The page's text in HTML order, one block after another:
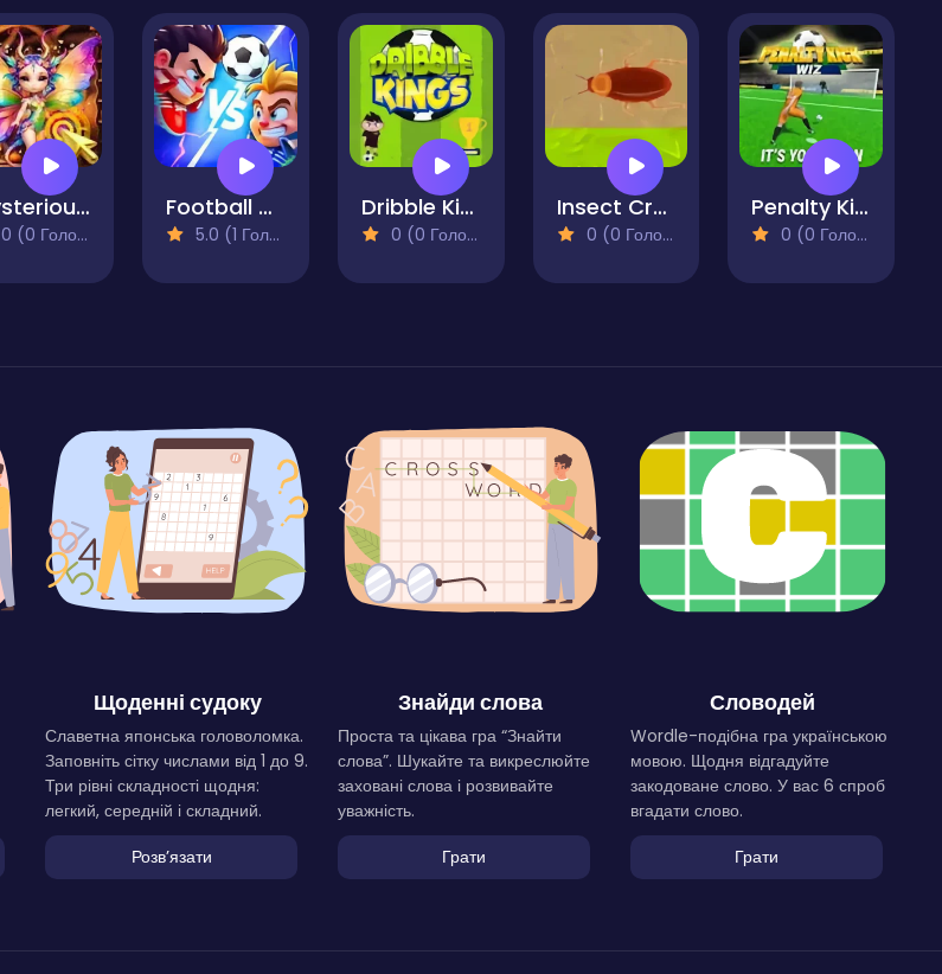
Mysterious Familiars Enchanted Bestiary
0 (0 Голосів)
Football Heads 2025
5.0 (1 Голосів)
Dribble Kings
0 (0 Голосів)
Insect Crusher
0 (0 Голосів)
Penalty Kick Wiz
0 (0 Голосів)
Щоденні судоку
Славетна японська головоломка.
Заповніть сітку числами від 1 до 9.
Три рівні складності щодня:
легкий, середній і складний.
Розвʼязати
Знайди слова
Проста та цікава гра “Знайти
слова”. Шукайте та викреслюйте
заховані слова і розвивайте
уважність.
Грати
Словодей
Wordle-подібна гра українською
мовою. Щодня відгадуйте
закодоване слово. У вас 6 спроб
вгадати слово.
Грати